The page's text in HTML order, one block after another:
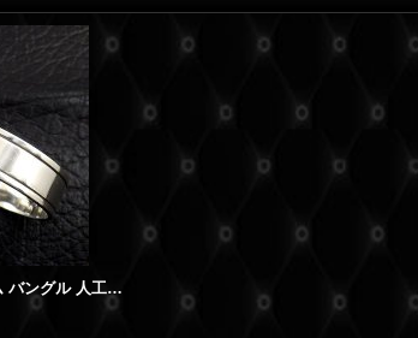
アリゾナフリーダムカスタム バングル 人工ルビー